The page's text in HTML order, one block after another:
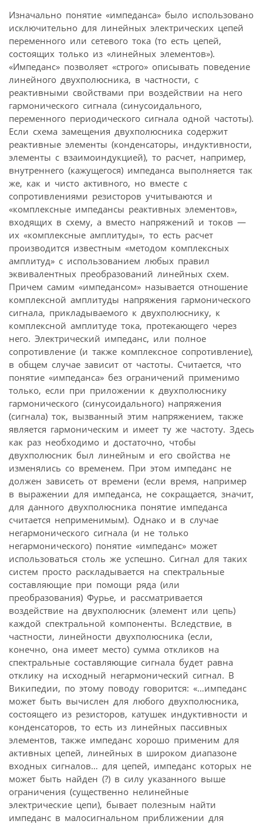
Изначально понятие «импеданса» было использовано
исключительно для линейных электрических цепей
переменного или сетевого тока (то есть цепей,
состоящих только из «линейных элементов»).
«Импеданс» позволяет «строго» описывать поведение
линейного двухполюсника, в частности, с
реактивными свойствами при воздействии на него
гармонического сигнала (синусоидального,
переменного периодического сигнала одной частоты).
Если схема замещения двухполюсника содержит
реактивные элементы (конденсаторы, индуктивности,
элементы с взаимоиндукцией), то расчет, например,
внутреннего (кажущегося) импеданса выполняется так
же, как и чисто активного, но вместе с
сопротивлениями резисторов учитываются и
«комплексные импедансы реактивных элементов»,
входящих в схему, а вместо напряжений и токов —
их «комплексные амплитуды», то есть расчет
производится известным «методом комплексных
амплитуд» с использованием любых правил
эквивалентных преобразований линейных схем.
Причем самим «импедансом» называется отношение
комплексной амплитуды напряжения гармонического
сигнала, прикладываемого к двухполюснику, к
комплексной амплитуде тока, протекающего через
него. Электрический импеданс, или полное
сопротивление (и также комплексное сопротивление),
в общем случае зависит от частоты. Считается, что
понятие «импеданса» без ограничений применимо
только, если при приложении к двухполюснику
гармонического (синусоидального) напряжения
(сигнала) ток, вызванный этим напряжением, также
является гармоническим и имеет ту же частоту. Здесь
как раз необходимо и достаточно, чтобы
двухполюсник был линейным и его свойства не
изменялись со временем. При этом импеданс не
должен зависеть от времени (если время, например
в выражении для импеданса, не сокращается, значит,
для данного двухполюсника понятие импеданса
считается неприменимым). Однако и в случае
негармонического сигнала (и не только
негармонического) понятие «импеданс» может
использоваться столь же успешно. Сигнал для таких
систем просто раскладывается на спектральные
составляющие при помощи ряда (или
преобразования) Фурье, и рассматривается
воздействие на двухполюсник (элемент или цепь)
каждой спектральной компоненты. Вследствие, в
частности, линейности двухполюсника (если,
конечно, она имеет место) сумма откликов на
спектральные составляющие сигнала будет равна
отклику на исходный негармонический сигнал. В
Википедии, по этому поводу говорится: «…импеданс
может быть вычислен для любого двухполюсника,
состоящего из резисторов, катушек индуктивности и
конденсаторов, то есть из линейных пассивных
элементов, также импеданс хорошо применим для
активных цепей, линейных в широком диапазоне
входных сигналов… для цепей, импеданс которых не
может быть найден (?) в силу указанного выше
ограничения (существенно нелинейные
электрические цепи), бывает полезным найти
импеданс в малосигнальном приближении для